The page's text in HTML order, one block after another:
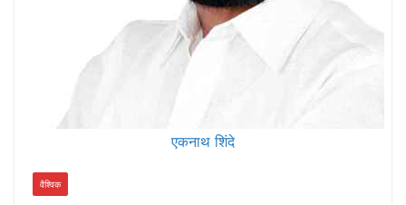
एकनाथ शिंदे
वैश्विक